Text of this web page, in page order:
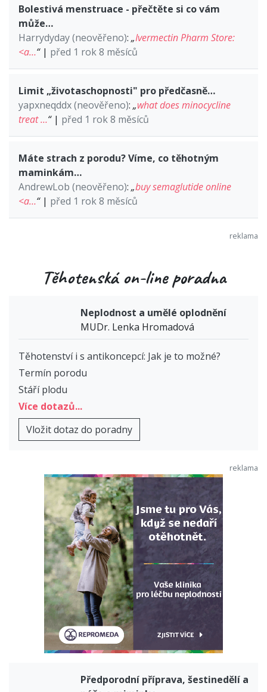
Bolestivá menstruace - přečtěte si co vám
může…
Harrydyday (neověřeno): „Ivermectin Pharm Store:
<a…“| před 1 rok 8 měsíců
Limit „životaschopnosti" pro předčasně…
yapxneqddx (neověřeno): „what does minocycline
treat …“| před 1 rok 8 měsíců
Máte strach z porodu? Víme, co těhotným
maminkám…
AndrewLob (neověřeno): „buy semaglutide online
<a…“| před 1 rok 8 měsíců
Těhotenská on-line poradna
Neplodnost a umělé oplodnění
MUDr. Lenka Hromadová
Těhotenství i s antikoncepcí: Jak je to možné?
Termín porodu
Stáří plodu
Více dotazů...
Vložit dotaz do poradny
Předporodní příprava, šestinedělí a